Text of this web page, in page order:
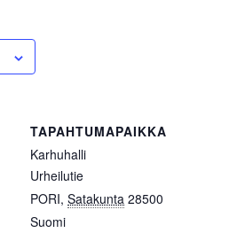
TAPAHTUMAPAIKKA
Karhuhalli
Urheilutie
PORI, Satakunta 28500
Suomi